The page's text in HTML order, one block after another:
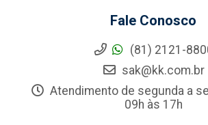
Fale Conosco
(81) 2121-
sak@kk.com.br
Atendimento de segunda a
09h às 17h